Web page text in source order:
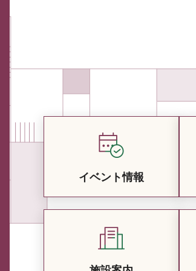
イベント情報